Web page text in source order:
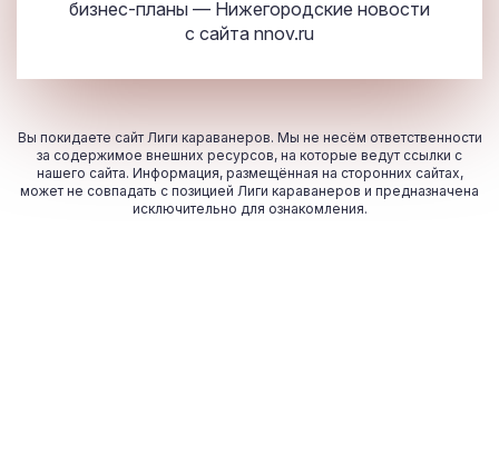
бизнес-планы — Нижегородские новости
с сайта nnov.ru
Вы покидаете сайт Лиги караванеров. Мы не несём ответственности
за содержимое внешних ресурсов, на которые ведут ссылки с
нашего сайта. Информация, размещённая на сторонних сайтах,
может не совпадать с позицией Лиги караванеров и предназначена
исключительно для ознакомления.